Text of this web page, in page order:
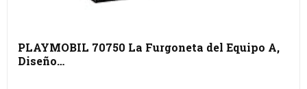
PLAYMOBIL 70750 La Furgoneta del Equipo A,
Diseño…